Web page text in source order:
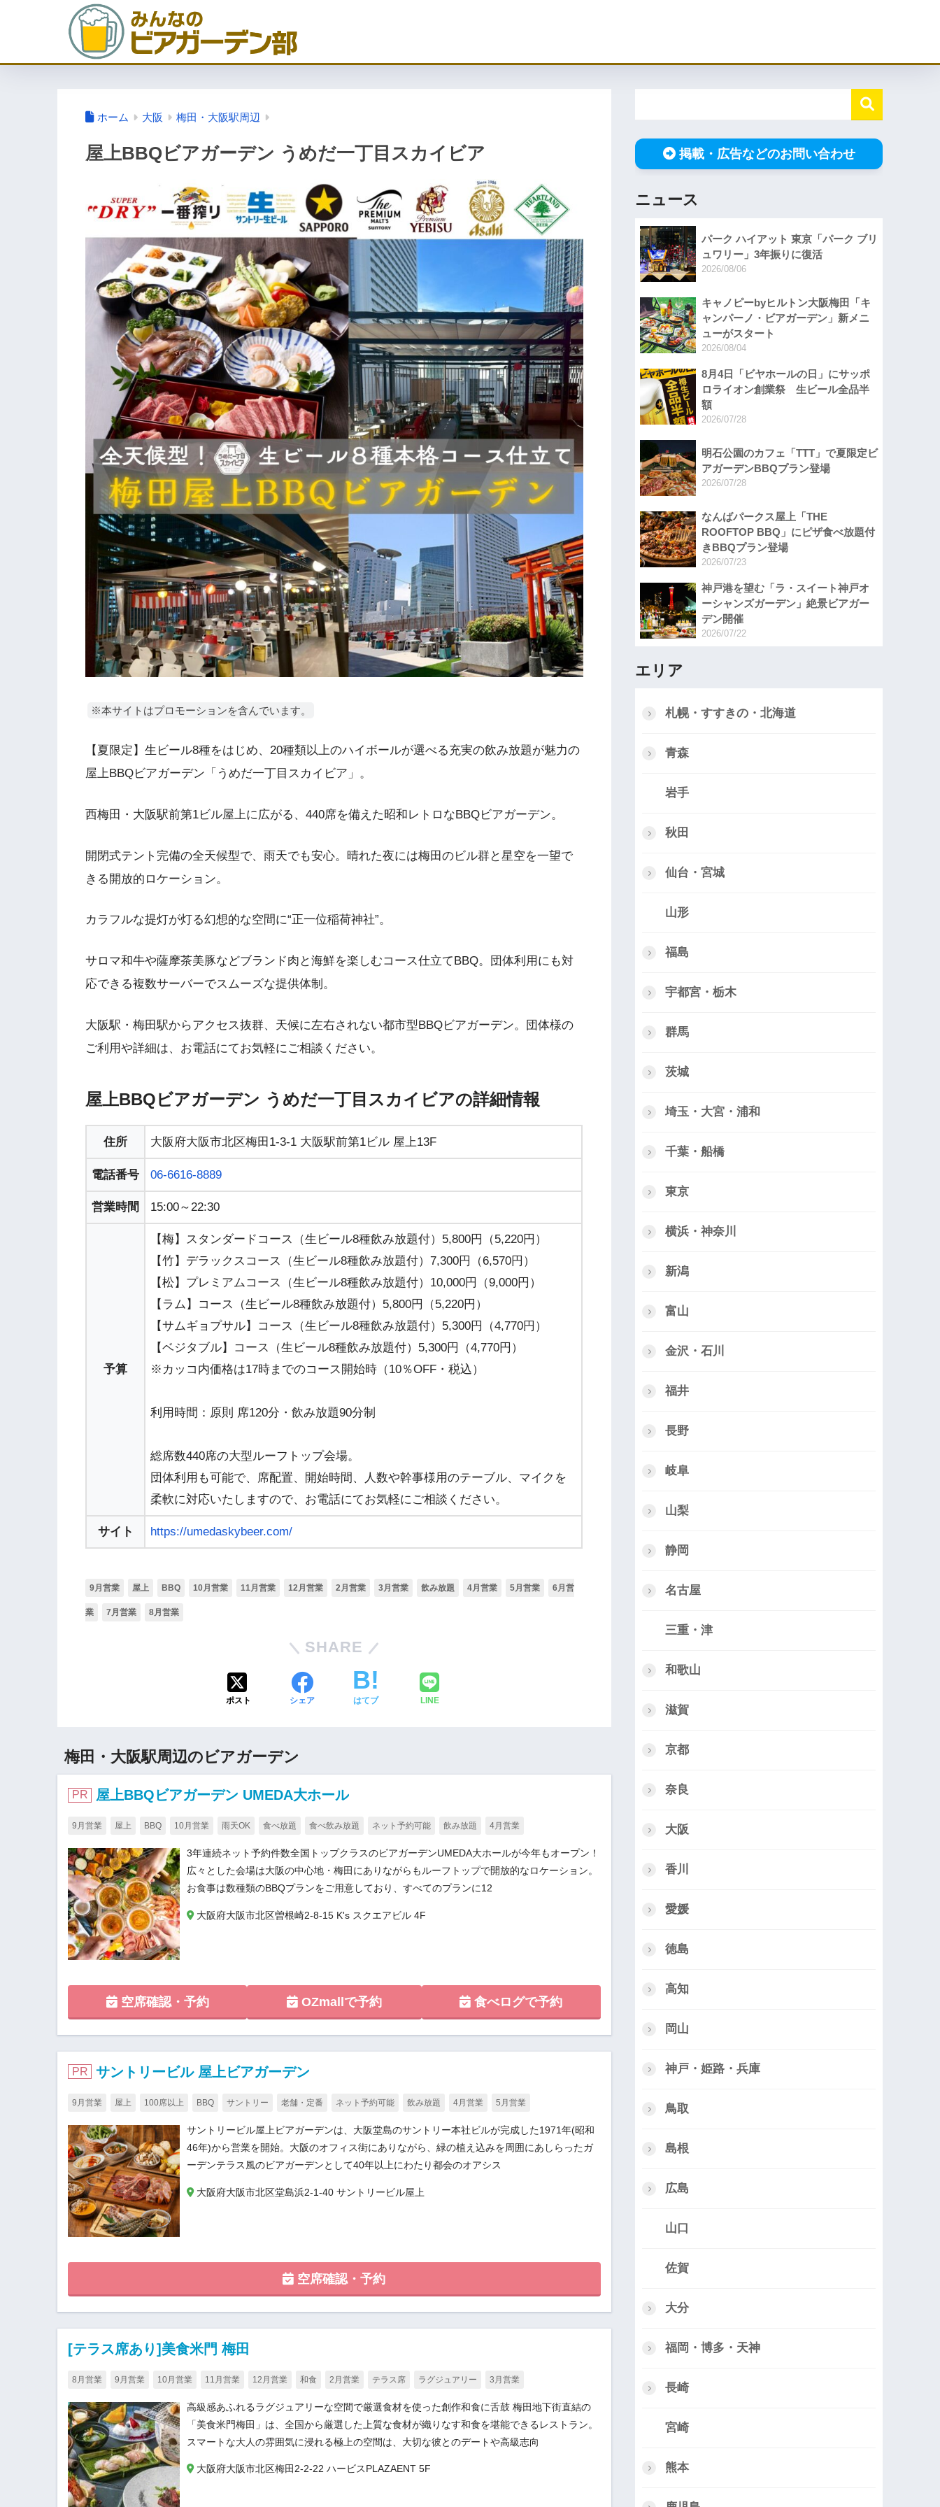
ホーム 大阪 梅田・大阪駅周辺
屋上BBQビアガーデン うめだ一丁目スカイビア
※本サイトはプロモーションを含んでいます。
【夏限定】生ビール8種をはじめ、20種類以上のハイボールが選べる充実の飲み放題が魅力の
屋上BBQビアガーデン「うめだ一丁目スカイビア」。
西梅田・大阪駅前第1ビル屋上に広がる、440席を備えた昭和レトロなBBQビアガーデン。
開閉式テント完備の全天候型で、雨天でも安心。晴れた夜には梅田のビル群と星空を一望で
きる開放的ロケーション。
カラフルな提灯が灯る幻想的な空間に“正一位稲荷神社”。
サロマ和牛や薩摩茶美豚などブランド肉と海鮮を楽しむコース仕立てBBQ。団体利用にも対
応できる複数サーバーでスムーズな提供体制。
大阪駅・梅田駅からアクセス抜群、天候に左右されない都市型BBQビアガーデン。団体様の
ご利用や詳細は、お電話にてお気軽にご相談ください。
屋上BBQビアガーデン うめだ一丁目スカイビアの詳細情報
住所 大阪府大阪市北区梅田1-3-1 大阪駅前第1ビル 屋上13F
電話番号 06-6616-8889
営業時間 15:00～22:30
予算
【梅】スタンダードコース（生ビール8種飲み放題付）5,800円（5,220円）
【竹】デラックスコース（生ビール8種飲み放題付）7,300円（6,570円）
【松】プレミアムコース（生ビール8種飲み放題付）10,000円（9,000円）
【ラム】コース（生ビール8種飲み放題付）5,800円（5,220円）
【サムギョプサル】コース（生ビール8種飲み放題付）5,300円（4,770円）
【ベジタブル】コース（生ビール8種飲み放題付）5,300円（4,770円）
※カッコ内価格は17時までのコース開始時（10％OFF・税込）
利用時間：原則 席120分・飲み放題90分制
総席数440席の大型ルーフトップ会場。
団体利用も可能で、席配置、開始時間、人数や幹事様用のテーブル、マイクを
柔軟に対応いたしますので、お電話にてお気軽にご相談ください。
サイト https://umedaskybeer.com/
9月営業 屋上 BBQ 10月営業 11月営業 12月営業 2月営業 3月営業 飲み放題 4月営業 5月営業 6月営
業 7月営業 8月営業
SHARE
ポスト シェア はてブ LINE
梅田・大阪駅周辺のビアガーデン
PR 屋上BBQビアガーデン UMEDA大ホール
9月営業 屋上 BBQ 10月営業 雨天OK 食べ放題 食べ飲み放題 ネット予約可能 飲み放題 4月営業
3年連続ネット予約件数全国トップクラスのビアガーデンUMEDA大ホールが今年もオープン！
広々とした会場は大阪の中心地・梅田にありながらもルーフトップで開放的なロケーション。
お食事は数種類のBBQプランをご用意しており、すべてのプランに12
大阪府大阪市北区曽根崎2-8-15 K's スクエアビル 4F
空席確認・予約 OZmallで予約 食べログで予約
PR サントリービル 屋上ビアガーデン
9月営業 屋上 100席以上 BBQ サントリー 老舗・定番 ネット予約可能 飲み放題 4月営業 5月営業
サントリービル屋上ビアガーデンは、大阪堂島のサントリー本社ビルが完成した1971年(昭和
46年)から営業を開始。大阪のオフィス街にありながら、緑の植え込みを周囲にあしらったガ
ーデンテラス風のビアガーデンとして40年以上にわたり都会のオアシス
大阪府大阪市北区堂島浜2-1-40 サントリービル屋上
空席確認・予約
[テラス席あり]美食米門 梅田
8月営業 9月営業 10月営業 11月営業 12月営業 和食 2月営業 テラス席 ラグジュアリー 3月営業
高級感あふれるラグジュアリーな空間で厳選食材を使った創作和食に舌鼓 梅田地下街直結の
「美食米門梅田」は、全国から厳選した上質な食材が織りなす和食を堪能できるレストラン。
スマートな大人の雰囲気に浸れる極上の空間は、大切な彼とのデートや高級志向
大阪府大阪市北区梅田2-2-22 ハービスPLAZAENT 5F
掲載・広告などのお問い合わせ
ニュース
パーク ハイアット 東京「パーク ブリ
ュワリー」3年振りに復活
2026/08/06
キャノピーbyヒルトン大阪梅田「キ
ャンパーノ・ビアガーデン」新メニ
ューがスタート
2026/08/04
8月4日「ビヤホールの日」にサッポ
ロライオン創業祭 生ビール全品半
額
2026/07/28
明石公園のカフェ「TTT」で夏限定ビ
アガーデンBBQプラン登場
2026/07/28
なんばパークス屋上「THE
ROOFTOP BBQ」にピザ食べ放題付
きBBQプラン登場
2026/07/23
神戸港を望む「ラ・スイート神戸オ
ーシャンズガーデン」絶景ビアガー
デン開催
2026/07/22
エリア
札幌・すすきの・北海道
青森
岩手
秋田
仙台・宮城
山形
福島
宇都宮・栃木
群馬
茨城
埼玉・大宮・浦和
千葉・船橋
東京
横浜・神奈川
新潟
富山
金沢・石川
福井
長野
岐阜
山梨
静岡
名古屋
三重・津
和歌山
滋賀
京都
奈良
大阪
香川
愛媛
徳島
高知
岡山
神戸・姫路・兵庫
鳥取
島根
広島
山口
佐賀
大分
福岡・博多・天神
長崎
宮崎
熊本